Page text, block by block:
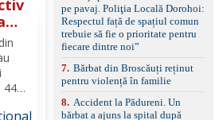
44
pe pavaj. Poliţia Locală Dorohoi:
Respectul față de spațiul comun
trebuie să fie o prioritate pentru
fiecare dintre noi”
7. Bărbat din Broscăuți reținut
pentru violență în familie
8. Accident la Pădureni. Un
bărbat a ajuns la spital după